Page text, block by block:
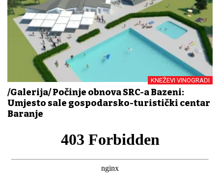
KNEŽEVI VINOGRADI
/Galerija/ Počinje obnova SRC-a Bazeni:
Umjesto sale gospodarsko-turistički centar
Baranje